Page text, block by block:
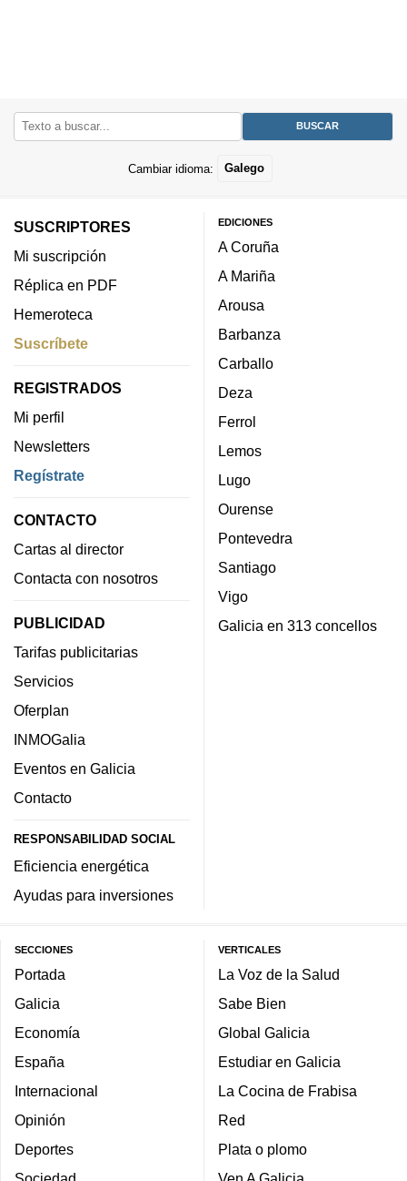
Cambiar idioma: Galego
SUSCRIPTORES
Mi suscripción
Réplica en PDF
Hemeroteca
Suscríbete
REGISTRADOS
Mi perfil
Newsletters
Regístrate
CONTACTO
Cartas al director
Contacta con nosotros
PUBLICIDAD
Tarifas publicitarias
Servicios
Oferplan
INMOGalia
Eventos en Galicia
Contacto
RESPONSABILIDAD SOCIAL
Eficiencia energética
Ayudas para inversiones
EDICIONES
A Coruña
A Mariña
Arousa
Barbanza
Carballo
Deza
Ferrol
Lemos
Lugo
Ourense
Pontevedra
Santiago
Vigo
Galicia en 313 concellos
SECCIONES
Portada
Galicia
Economía
España
Internacional
Opinión
Deportes
VERTICALES
La Voz de la Salud
Sabe Bien
Global Galicia
Estudiar en Galicia
La Cocina de Frabisa
Red
Plata o plomo